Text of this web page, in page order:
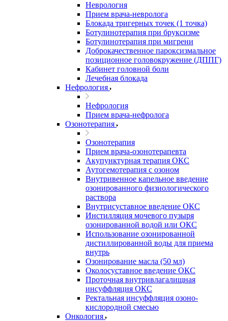
Неврология
Прием врача-невролога
Блокада тригерных точек (1 точка)
Ботулинотерапия при бруксизме
Ботулинотерапия при мигрени
Доброкачественное пароксизмальное
позиционное головокружение (ДППГ)
Кабинет головной боли
Лечебная блокада
Нефрология
Нефрология
Прием врача-нефролога
Озонотерапия
Озонотерапия
Прием врача-озонотерапевта
Акупунктурная терапия ОКС
Аутогемотерапия с озоном
Внутривенное капельное введение
озонированного физиологического
раствора
Внутрисуставное введение ОКС
Инстилляция мочевого пузыря
озонированной водой или ОКС
Использование озонированной
дистиллированной воды для приема
внутрь
Озонирование масла (50 мл)
Околосуставное введение ОКС
Проточная внутривлагалищная
инсуффляция ОКС
Ректальная инсуффляция озоно-
кислородной смесью
Онкология